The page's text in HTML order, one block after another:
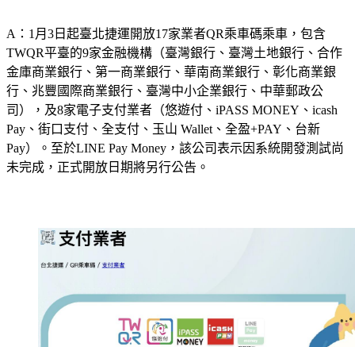
A：1月3日起臺北捷運開放17家業者QR乘車碼乘車，包含
TWQR平臺的9家金融機構（臺灣銀行、臺灣土地銀行、合作
金庫商業銀行、第一商業銀行、華南商業銀行、彰化商業銀
行、兆豐國際商業銀行、臺灣中小企業銀行、中華郵政公
司），及8家電子支付業者（悠遊付、iPASS MONEY、icash
Pay、街口支付、全支付、玉山 Wallet、全盈+PAY、台新
Pay）。至於LINE Pay Money，該公司表示因系統開發測試尚
未完成，正式開放日期將另行公告。